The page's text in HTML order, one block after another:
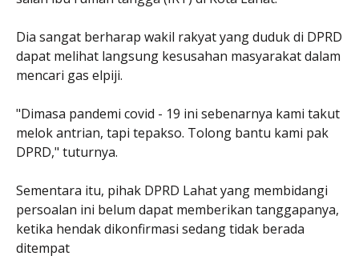
Dia sangat berharap wakil rakyat yang duduk di DPRD
dapat melihat langsung kesusahan masyarakat dalam
mencari gas elpiji.
"Dimasa pandemi covid - 19 ini sebenarnya kami takut
melok antrian, tapi tepakso. Tolong bantu kami pak
DPRD," tuturnya.
Sementara itu, pihak DPRD Lahat yang membidangi
persoalan ini belum dapat memberikan tanggapanya,
ketika hendak dikonfirmasi sedang tidak berada
ditempat